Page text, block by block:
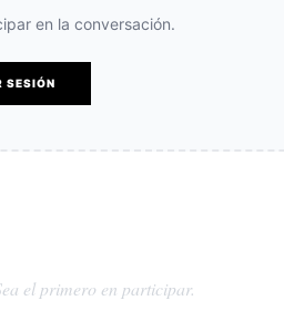
en la conversación.
SESIÓN
el primero en participar.